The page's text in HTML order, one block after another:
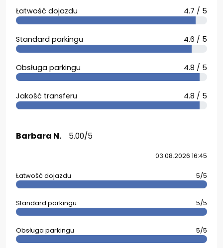
Łatwość dojazdu 4.7 / 5
Standard parkingu 4.6 / 5
Obsługa parkingu 4.8 / 5
Jakość transferu 4.8 / 5
Barbara N. 5.00/5
03.08.2026 16:45
Łatwość dojazdu 5/5
Standard parkingu 5/5
Obsługa parkingu 5/5